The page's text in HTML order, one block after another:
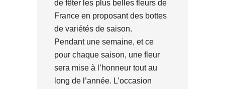
de fêter les plus belles fleurs de
France en proposant des bottes
de variétés de saison.
Pendant une semaine, et ce
pour chaque saison, une fleur
sera mise à l’honneur tout au
long de l’année. L’occasion